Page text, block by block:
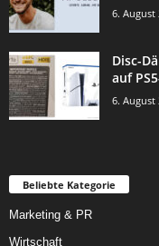
6. August
Disc-
auf
6. August
Beliebte Kategorie
Marketing & PR
Wirtschaft